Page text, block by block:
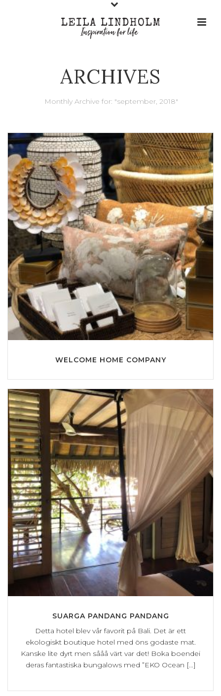
ARCHIVES
Monthly Archive for: "september, 2018"
WELCOME HOME COMPANY
SUARGA PANDANG PANDANG
Detta hotel blev vår favorit på Bali. Det är ett
ekologiskt boutique hotel med öns godaste mat.
Kanske lite dyrt men sååå värt var det! Boka boendei
deras fantastiska bungalows med ”EKO Ocean [...]